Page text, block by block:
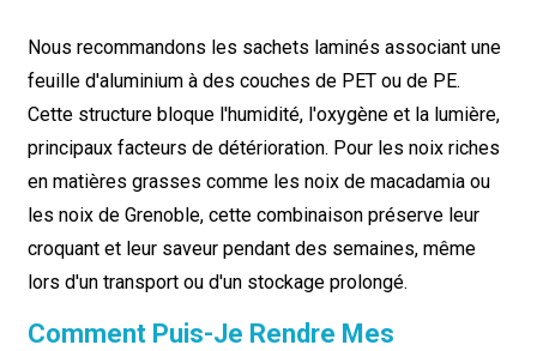
Nous recommandons les sachets laminés associant une
feuille d'aluminium à des couches de PET ou de PE.
Cette structure bloque l'humidité, l'oxygène et la lumière,
principaux facteurs de détérioration. Pour les noix riches
en matières grasses comme les noix de macadamia ou
les noix de Grenoble, cette combinaison préserve leur
croquant et leur saveur pendant des semaines, même
lors d'un transport ou d'un stockage prolongé.
Comment Puis-Je Rendre Mes